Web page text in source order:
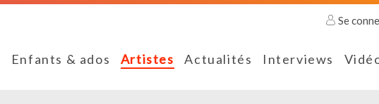
Se
Enfants & ados Artistes Actualités Interviews